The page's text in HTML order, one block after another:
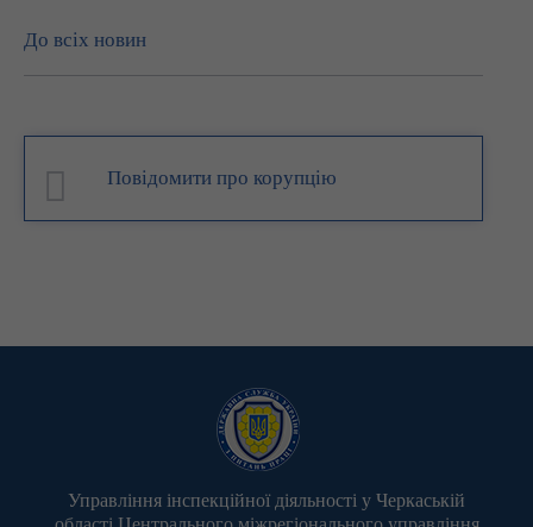
До всіх новин
Повідомити про корупцію
Управління інспекційної діяльності у Черкаській